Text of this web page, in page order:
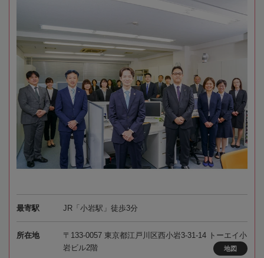
最寄駅 JR「小岩駅」徒歩3分
所在地
〒133-0057 東京都江戸川区西小岩3-31-14 トーエイ小
岩ビル2階
地図